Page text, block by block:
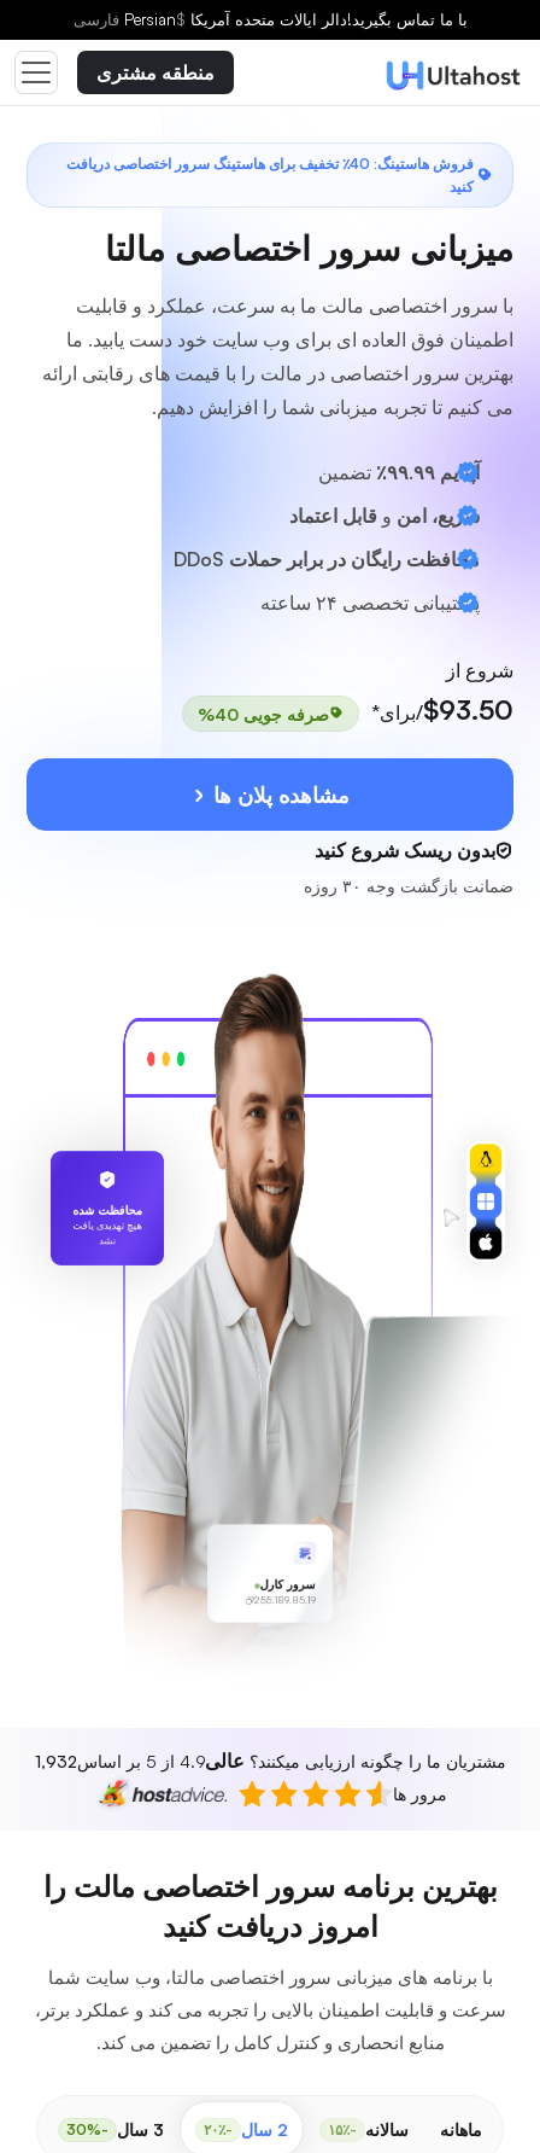
با ما تماس بگیرید!دالر ایالات متحده آمریکا $
Persian فارسى
منطقه مشتری
فروش هاستینگ: 40٪ تخفیف برای هاستینگ سرور اختصاصی دریافت
کنید
میزبانی سرور اختصاصی مالتا
با سرور اختصاصی مالت ما به سرعت، عملکرد و قابلیت
اطمینان فوق العاده ای برای وب سایت خود دست یابید. ما
بهترین سرور اختصاصی در مالت را با قیمت های رقابتی ارائه
می کنیم تا تجربه میزبانی شما را افزایش دهیم.
آپتایم ۹۹.۹۹٪
تضمین
سریع، امن و قابل اعتماد
محافظت رایگان در برابر حملات DDoS
پشتیبانی تخصصی
شروع از
$93.50/برای* صرفه جویی 40%
مشاهده پلان ها
بدون ریسک شروع کنید
ضمانت بازگشت وجه ۳۰ روزه
محافظت شده
هیچ تهدیدی یافت
نشد
سرور کارل
255.189.85.19
مشتریان ما را چگونه ارزیابی میکنند؟ عالی4.9 از 5 بر اساس
1,932
مرور ها
بهترین برنامه سرور اختصاصی مالت را
امروز دریافت کنید
با برنامه های میزبانی سرور اختصاصی مالتا، وب سایت شما
سرعت و قابلیت اطمینان بالایی را تجربه می کند و عملکرد برتر،
منابع انحصاری و کنترل کامل را تضمین می کند.
ماهانه سالانه -۱۵٪ 2 سال -۲۰٪ 3 سال -30%